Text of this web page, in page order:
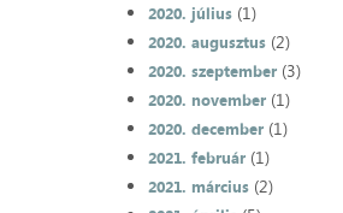
2020. július(1)
2020. augusztus(2)
2020. szeptember(3)
2020. november(1)
2020. december(1)
2021. február(1)
2021. március(2)